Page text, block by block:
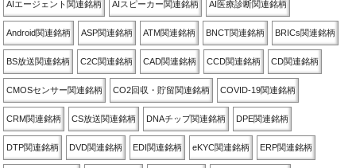
AIエージェント関連銘柄 AIスピーカー関連銘柄 AI医療診断関連銘柄
Android関連銘柄 ASP関連銘柄 ATM関連銘柄 BNCT関連銘柄 BRICs関連銘柄
BS放送関連銘柄 C2C関連銘柄 CAD関連銘柄 CCD関連銘柄 CD関連銘柄
CMOSセンサー関連銘柄 CO2回収・貯留関連銘柄 COVID-19関連銘柄
CRM関連銘柄 CS放送関連銘柄 DNAチップ関連銘柄 DPE関連銘柄
DTP関連銘柄 DVD関連銘柄 EDI関連銘柄 eKYC関連銘柄 ERP関連銘柄